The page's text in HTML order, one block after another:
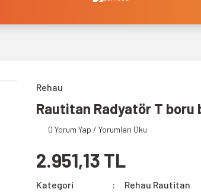
Rehau
Rautitan Radyatör T boru
0 Yorum Yap / Yorumları Oku
2.951,13 TL
Kategori
Rehau Rautitan